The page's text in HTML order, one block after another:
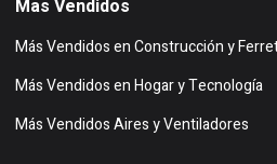
Mas Vendidos
Más Vendidos en Construcción y
Más Vendidos en Hogar y Tecnología
Más Vendidos Aires y Ventiladores